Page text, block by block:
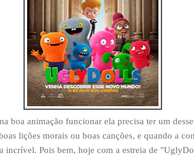
boa animação funcionar ela precisa ter um
lições morais ou boas canções, e quando a
incrível. Pois bem, hoje com a estreia de